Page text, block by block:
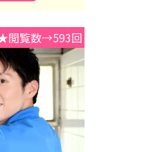
閲覧数→593回